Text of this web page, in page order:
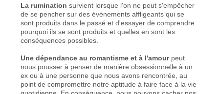
La rumination survient lorsque l'on ne peut s'empêcher
de se pencher sur des événements affligeants qui se
sont produits dans le passé et d'essayer de comprendre
pourquoi ils se sont produits et quelles en sont les
conséquences possibles.
Une dépendance au romantisme et à l'amourpeut
nous pousser à penser de manière obsessionnelle à un
ex ou à une personne que nous avons rencontrée, au
point de compromettre notre aptitude à faire face à la vie